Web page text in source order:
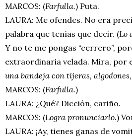
MARCOS: (Farfulla.) Puta.
LAURA: Me ofendes. No era
palabra que tenías que decir. (Lo
Y no te me pongas “cerrero”,
extraordinaria velada. Mira, por
una bandeja con tijeras,
MARCOS: (Farfulla.)
LAURA: ¿Qué? Dicción, cariño.
MARCOS: (Logra pronunciarlo.)
LAURA: ¡Ay, tienes ganas de